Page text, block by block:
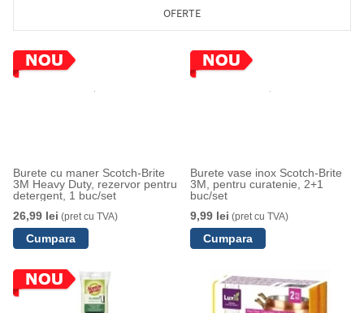
OFERTE
Burete cu maner Scotch-Brite
3M Heavy Duty, rezervor pentru
detergent, 1 buc/set
26,99 lei (pret cu TVA)
Burete vase inox Scotch-Brite
3M, pentru curatenie, 2+1
buc/set
9,99 lei (pret cu TVA)